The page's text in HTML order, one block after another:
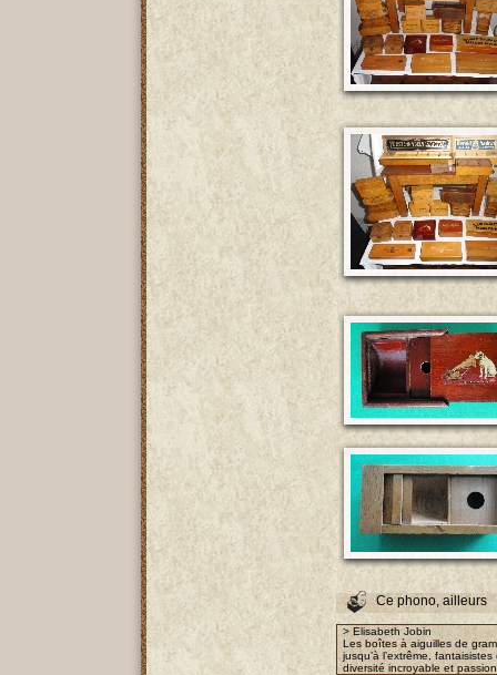
Ce phono, ailleurs
> Elisabeth Jobin
Les boîtes à aiguilles de
jusqu’à l’extrême,
diversité incroyable et